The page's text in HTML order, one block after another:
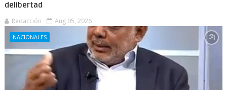
delibertad
Redacción Aug 05, 2026
NACIONALES